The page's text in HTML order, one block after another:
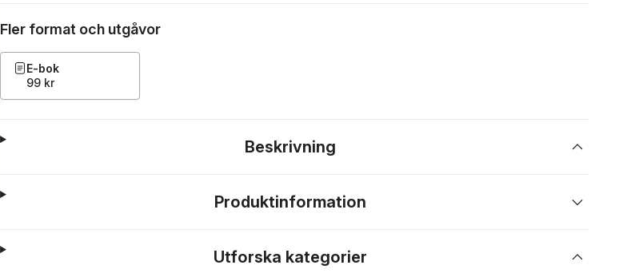
Fler format och utgåvor
E-bok
99 kr
Beskrivning
Produktinformation
Utforska kategorier